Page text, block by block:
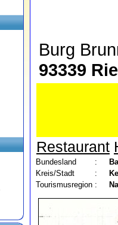
Burg
93339
Restaurant
Bundesland :
Kreis/Stadt
:
Tourismusregion :